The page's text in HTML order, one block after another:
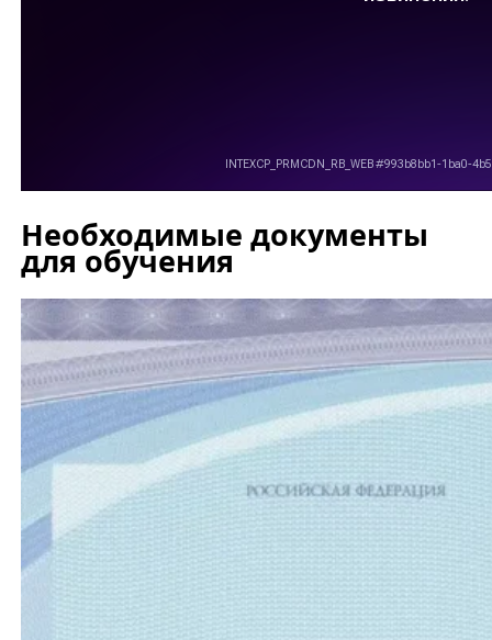
Необходимые документы
для обучения